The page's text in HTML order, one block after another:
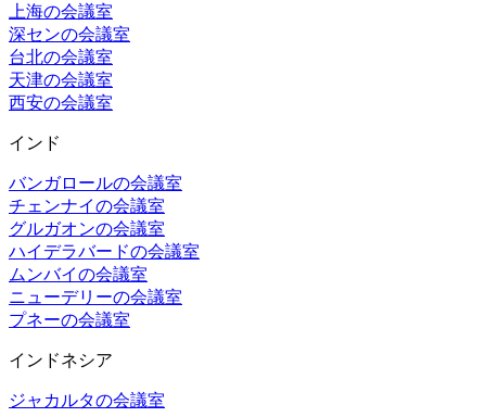
上海の会議室
深センの会議室
台北の会議室
天津の会議室
西安の会議室
インド
バンガロールの会議室
チェンナイの会議室
グルガオンの会議室
ハイデラバードの会議室
ムンバイの会議室
ニューデリーの会議室
プネーの会議室
インドネシア
ジャカルタの会議室